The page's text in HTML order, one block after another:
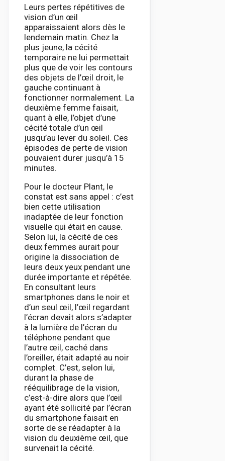
Leurs pertes répétitives de
vision d’un œil
apparaissaient alors dès le
lendemain matin. Chez la
plus jeune, la cécité
temporaire ne lui permettait
plus que de voir les contours
des objets de l’œil droit, le
gauche continuant à
fonctionner normalement. La
deuxième femme faisait,
quant à elle, l’objet d’une
cécité totale d’un œil
jusqu’au lever du soleil. Ces
épisodes de perte de vision
pouvaient durer jusqu’à 15
minutes.
Pour le docteur Plant, le
constat est sans appel : c’est
bien cette utilisation
inadaptée de leur fonction
visuelle qui était en cause.
Selon lui, la cécité de ces
deux femmes aurait pour
origine la dissociation de
leurs deux yeux pendant une
durée importante et répétée.
En consultant leurs
smartphones dans le noir et
d’un seul œil, l’œil regardant
l’écran devait alors s’adapter
à la lumière de l’écran du
téléphone pendant que
l’autre œil, caché dans
l’oreiller, était adapté au noir
complet. C’est, selon lui,
durant la phase de
rééquilibrage de la vision,
c’est-à-dire alors que l’œil
ayant été sollicité par l’écran
du smartphone faisait en
sorte de se réadapter à la
vision du deuxième œil, que
survenait la cécité.